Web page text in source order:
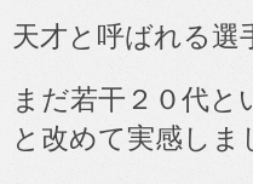
天才と呼ばれる選
まだ若干２０代
と改めて実感しま